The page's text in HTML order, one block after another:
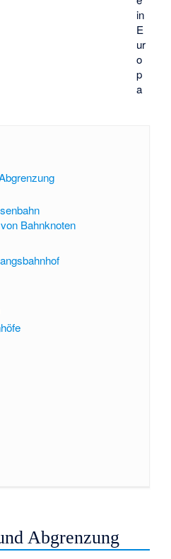
in
E
ur
o
p
a
Bahnknoten
Abgrenzung